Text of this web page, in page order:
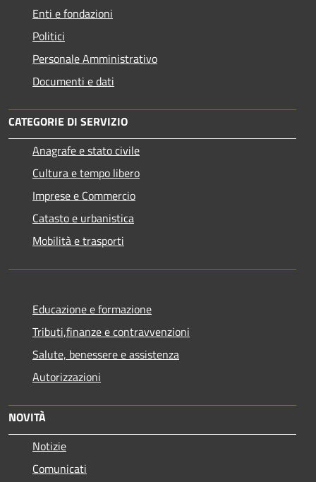
Enti e fondazioni
Politici
Personale Amministrativo
Documenti e dati
CATEGORIE DI SERVIZIO
Anagrafe e stato civile
Cultura e tempo libero
Imprese e Commercio
Catasto e urbanistica
Mobilità e trasporti
Educazione e formazione
Tributi,finanze e contravvenzioni
Salute, benessere e assistenza
Autorizzazioni
NOVITÀ
Notizie
Comunicati